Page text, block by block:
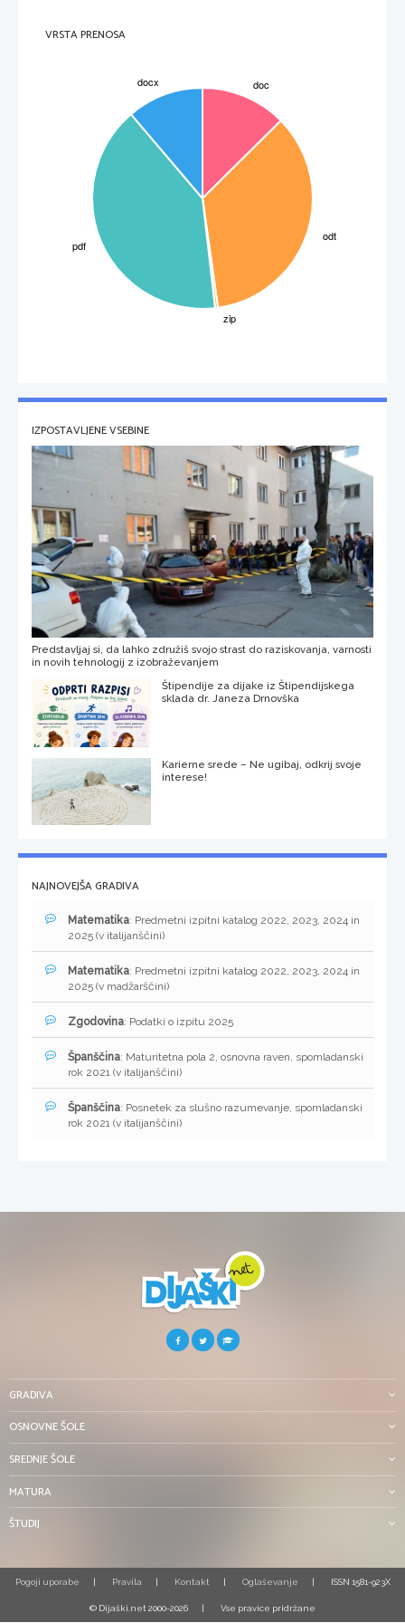
namigujejo, da je skupina nekdanjih sošolcev zahtevala, naj naredi
začel z igranjem po kavarnah. To ga je pripeljalo v severne kraje Brazilije,
kjer se je spoznal z narodno glasbo, ki ga je tako zelo navdušila, da je
začel zbirati narodne napeve. Od 1907 je študiral na konservatoriju v Riu
VRSTA PRENOSA
IZPOSTAVLJENE VSEBINE
Predstavljaj si, da lahko združiš svojo strast do raziskovanja, varnosti
in novih tehnologij z izobraževanjem
Štipendije za dijake iz Štipendijskega
sklada dr. Janeza Drnovška
Karierne srede – Ne ugibaj, odkrij svoje
interese!
NAJNOVEJŠA GRADIVA
Matematika: Predmetni izpitni katalog 2022, 2023, 2024 in
2025 (v italijanščini)
Matematika: Predmetni izpitni katalog 2022, 2023, 2024 in
2025 (v madžarščini)
Zgodovina: Podatki o izpitu 2025
Španščina: Maturitetna pola 2, osnovna raven, spomladanski
rok 2021 (v italijanščini)
Španščina: Posnetek za slušno razumevanje, spomladanski
rok 2021 (v italijanščini)
GRADIVA
OSNOVNE ŠOLE
SREDNJE ŠOLE
MATURA
ŠTUDIJ
Pogoji uporabe Pravila Kontakt Oglaševanje ISSN 1581-923X
© Dijaški.net 2000-2026 Vse pravice pridržane